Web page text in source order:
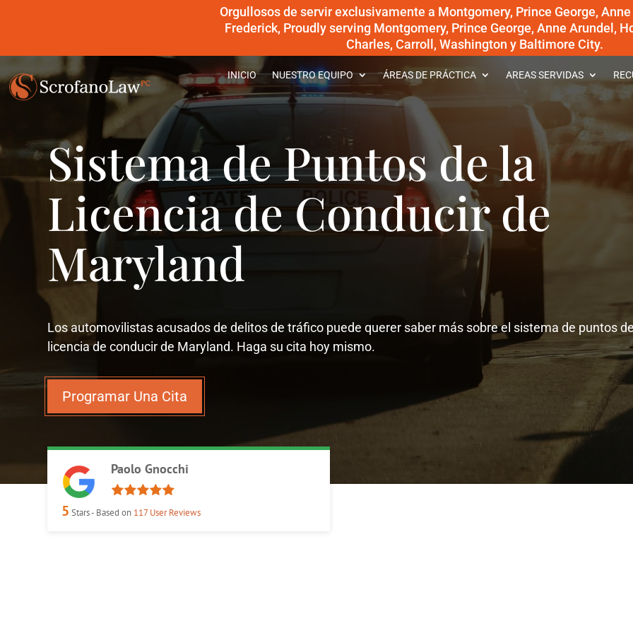
Orgullosos de servir exclusivamente a Montgomery, Prince George,
Frederick, Proudly serving Montgomery, Prince George, Anne Arundel,
Charles, Carroll, Washington y Baltimore City.
INICIO NUESTRO EQUIPO ÁREAS DE PRÁCTICA AREAS SERVIDAS
Sistema de Puntos de la
Licencia de Conducir de
Maryland
Los automovilistas acusados de delitos de tráfico puede querer saber más sobre el sistema de puntos
licencia de conducir de Maryland. Haga su cita hoy mismo.
Programar Una Cita
Paolo Gnocchi
5 Stars - Based on 117User Reviews